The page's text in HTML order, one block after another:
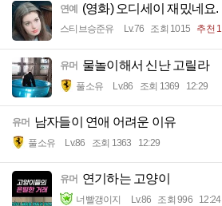
연예 (영화) 오디세이 재밌네요.
스티브승준유 Lv.76 조회 1015 추천 1
유머 물놀이해서 신난 고릴라
풀소유 Lv.86 조회 1369 12:29
유머 남자들이 연애 어려운 이유
풀소유 Lv.86 조회 1363 12:29
유머 연기하는 고양이
너빨갱이지 Lv.86 조회 996 12:24